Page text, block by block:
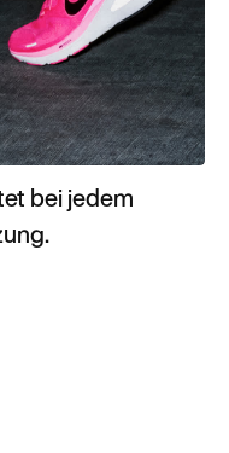
bei jedem